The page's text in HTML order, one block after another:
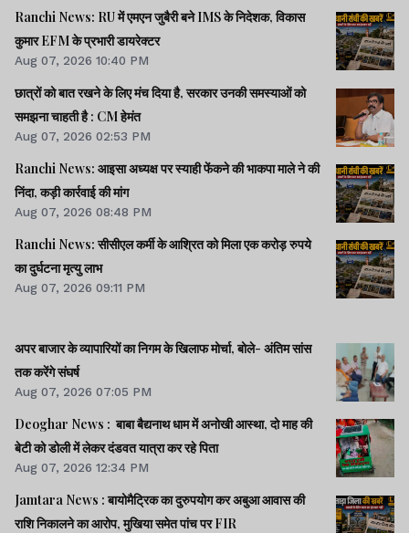
Ranchi News: RU में एमएन जुबैरी बने IMS के निदेशक, विकास
कुमार EFM के प्रभारी डायरेक्टर
Aug 07, 2026 10:40 PM
छात्रों को बात रखने के लिए मंच दिया है, सरकार उनकी समस्याओं को
समझना चाहती है : CM हेमंत
Aug 07, 2026 02:53 PM
Ranchi News: आइसा अध्यक्ष पर स्याही फेंकने की भाकपा माले ने की
निंदा, कड़ी कार्रवाई की मांग
Aug 07, 2026 08:48 PM
Ranchi News: सीसीएल कर्मी के आश्रित को मिला एक करोड़ रुपये
का दुर्घटना मृत्यु लाभ
Aug 07, 2026 09:11 PM
अपर बाजार के व्यापारियों का निगम के खिलाफ मोर्चा, बोले- अंतिम सांस
तक करेंगे संघर्ष
Aug 07, 2026 07:05 PM
Deoghar News : बाबा बैद्यनाथ धाम में अनोखी आस्था, दो माह की
बेटी को डोली में लेकर दंडवत यात्रा कर रहे पिता
Aug 07, 2026 12:34 PM
Jamtara News : बायोमैट्रिक का दुरुपयोग कर अबुआ आवास की
राशि निकालने का आरोप, मुखिया समेत पांच पर FIR